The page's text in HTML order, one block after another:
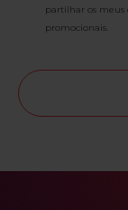
partilhar os meus
promocionais.